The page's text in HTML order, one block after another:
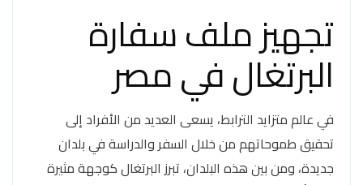
تجهيز ملف سفارة
البرتغال في مصر
في عالم متزايد الترابط، يسعى العديد من الأفراد إلى
تحقيق طموحاتهم من خلال السفر والدراسة في بلدان
جديدة، ومن بين هذه البلدان، تبرز البرتغال كوجهة مثيرة